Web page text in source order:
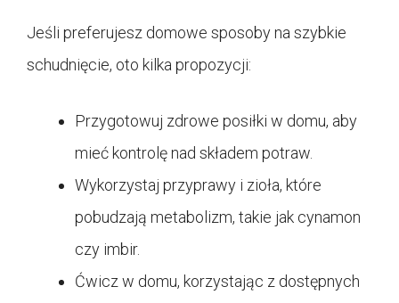
Jeśli preferujesz domowe sposoby na szybkie
schudnięcie, oto kilka propozycji:
Przygotowuj zdrowe posiłki w domu, aby
mieć kontrolę nad składem potraw.
Wykorzystaj przyprawy i zioła, które
pobudzają metabolizm, takie jak cynamon
czy imbir.
Ćwicz w domu, korzystając z dostępnych